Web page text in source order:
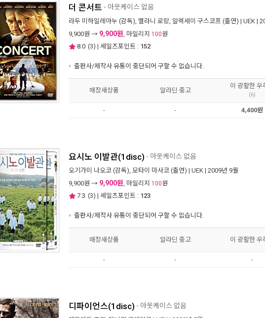
더 콘서트 - 아웃케이스 없음
라두 미하일레아누 (감독), 멜라니 로랑, 알렉세이 구스코프 (출연) | UEK |
9,900원 → 9,900원, 마일리지 100원
8.0 (3) | 세일즈포인트 : 152
출판사/제작사 유통이 중단되어 구할 수 없습니다.
매장새상품 알라딘 중고
이 광활한 우
(6)
- - 4,400원
요시노 이발관(1disc) - 아웃케이스 없음
오기가미 나오코 (감독), 모타이 마사코 (출연) | UEK | 2009년 9월
9,900원 → 9,900원, 마일리지 100원
7.3 (3) | 세일즈포인트 : 123
출판사/제작사 유통이 중단되어 구할 수 없습니다.
매장새상품 알라딘 중고 이 광활한 우
- - -
디파이언스(1disc) - 아웃케이스 없음